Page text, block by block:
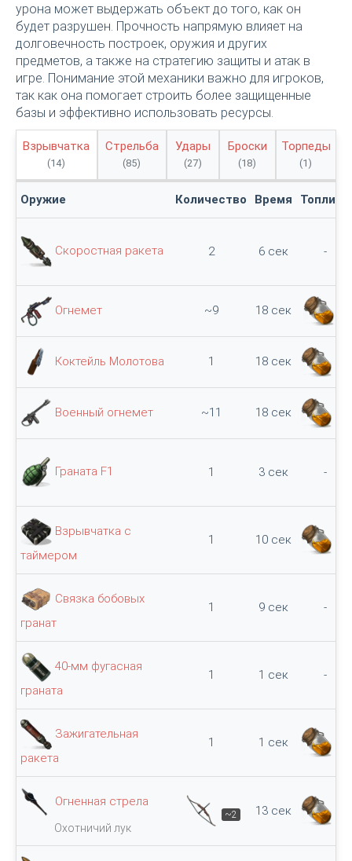
урона может выдержать объект до того, как он
будет разрушен. Прочность напрямую влияет на
долговечность построек, оружия и других
предметов, а также на стратегию защиты и атак в
игре. Понимание этой механики важно для игроков,
так как она помогает строить более защищенные
базы и эффективно использовать ресурсы.
Взрывчатка
(14)
Стрельба
(85)
Удары
(27)
Броски
(18)
Торпеды
(1)
Оружие Количество Время Топливо
Скоростная ракета 2 6 сек -
Огнемет ~9 18 сек
Коктейль Молотова 1 18 сек
Военный огнемет ~11 18 сек
Граната F1 1 3 сек -
Взрывчатка с
таймером
1 10 сек
Связка бобовых
гранат
1 9 сек -
40-мм фугасная
граната
1 1 сек -
Зажигательная
ракета
1 1 сек
Огненная стрела
Охотничий лук
~2 13 сек